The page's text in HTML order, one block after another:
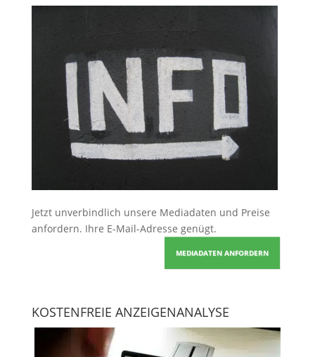
Jetzt unverbindlich unsere Mediadaten und Preise
anfordern. Ihre E-Mail-Adresse genügt.
MEDIADATEN ANFORDERN
KOSTENFREIE ANZEIGENANALYSE